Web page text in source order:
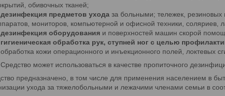
обивочных тканей;
дезинфекция предметов ухода за больными; тележек,
мониторов, компьютерной и офисной техники, соляриев,
дезинфекция оборудования и поверхностей машин скорой
гигиеническая обработка рук, ступней ног с целью
обработка кожи операционного и инъекционного полей, локтевых
Средство может использоваться в качестве пропиточного
предназначено, в том числе для применения населением в
ухода за тяжелобольными и лежачими членами семьи в